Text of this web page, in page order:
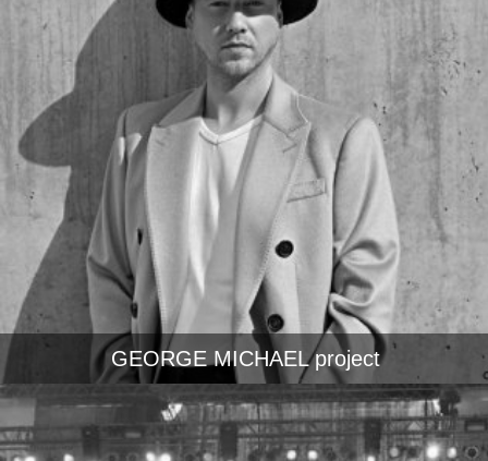
GEORGE MICHAEL project